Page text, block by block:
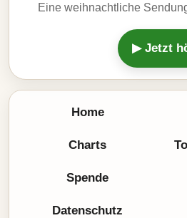
Eine weihnachtliche
▶ Jetzt
Home
Charts
Spende
Datenschutz